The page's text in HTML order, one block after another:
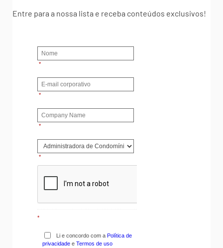
Entre para a nossa lista e receba conteúdos exclusivos!